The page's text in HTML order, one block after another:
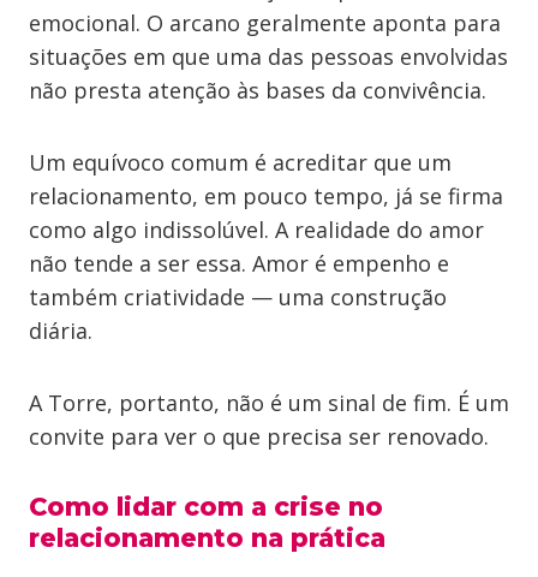
emocional. O arcano geralmente aponta para
situações em que uma das pessoas envolvidas
não presta atenção às bases da convivência.
Um equívoco comum é acreditar que um
relacionamento, em pouco tempo, já se firma
como algo indissolúvel. A realidade do amor
não tende a ser essa. Amor é empenho e
também criatividade — uma construção
diária.
A Torre, portanto, não é um sinal de fim. É um
convite para ver o que precisa ser renovado.
Como lidar com a crise no
relacionamento na prática